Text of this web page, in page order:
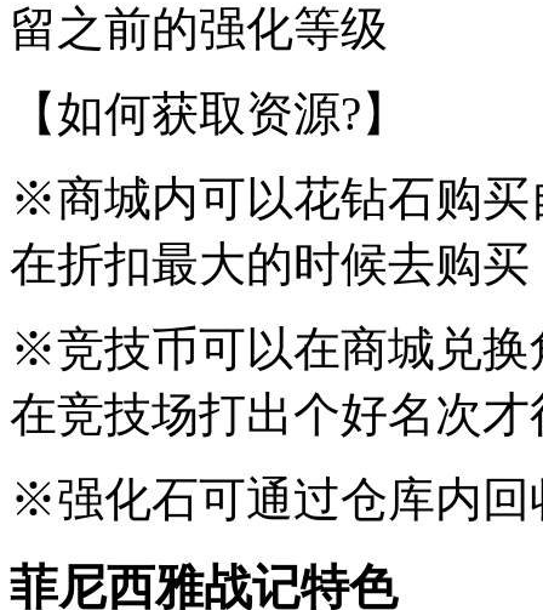
留之前的强化等级
【如何获取资源?】
※商城内可以花钻石购
在折扣最大的时候去购买
※竞技币可以在商城兑
在竞技场打出个好名次才
※强化石可通过仓库内回
菲尼西雅战记特色